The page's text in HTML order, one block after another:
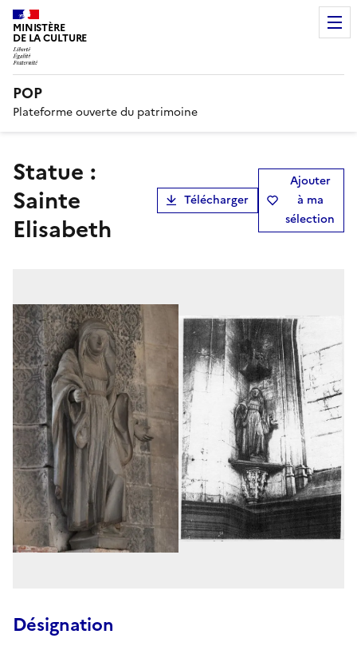
MINISTÈRE
DE LA CULTURE
POP
Plateforme ouverte du patrimoine
statue :
Sainte
Elisabeth
Télécharger
Ajouter
à ma
sélection
Désignation